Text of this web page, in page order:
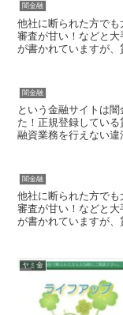
闇金融
他社に断られた方でも
審査が甘い！などと
が書かれていますが、
闇金融
という金融サイトは
た！正規登録してい
融資業務を行えない違
闇金融
他社に断られた方でも
審査が甘い！などと
が書かれていますが
ヤミ金